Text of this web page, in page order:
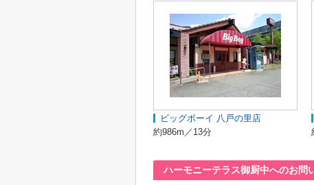
ビッグボーイ 八戸の里店
約986m／13分
ハーモニーテラス御厨中へのお問